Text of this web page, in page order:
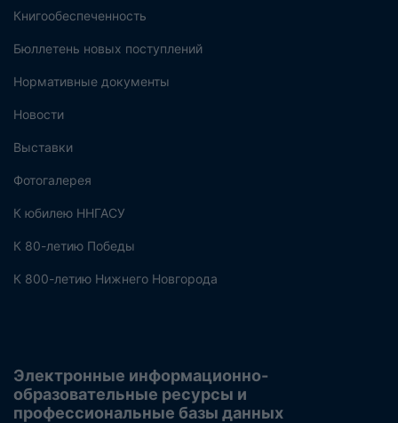
Книгообеспеченность
Бюллетень новых поступлений
Нормативные документы
Новости
Выставки
Фотогалерея
К юбилею ННГАСУ
К 80-летию Победы
К 800-летию Нижнего Новгорода
Электронные информационно-
образовательные ресурсы и
профессиональные базы данных